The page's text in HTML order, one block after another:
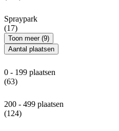
Spraypark
(17)
Toon meer (9)
Aantal plaatsen
0 - 199 plaatsen
(63)
200 - 499 plaatsen
(124)